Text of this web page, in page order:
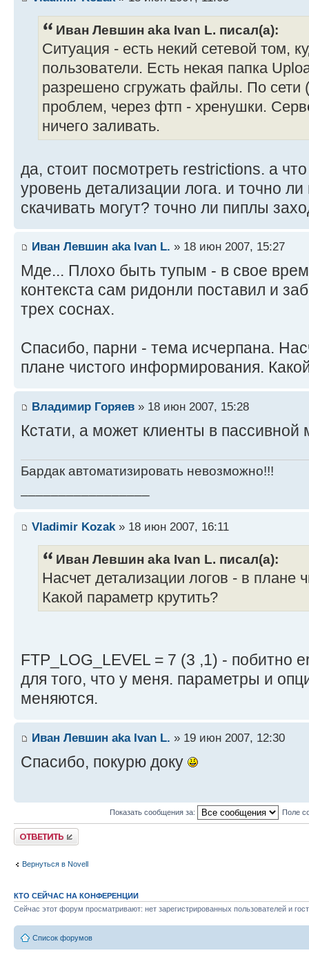
Иван Левшин aka Ivan L. писал(а):
Ситуация - есть некий сетевой том,
пользователи. Есть некая папка
разрешено сгружать файлы. По сети
проблем, через фтп - хренушки.
ничего заливать.
да, стоит посмотреть restrictions. а
уровень детализации лога. и точно
скачивать могут? точно ли пиплы
Иван Левшин aka Ivan L. » 18 июн 2007, 15:27
Мде... Плохо быть тупым - в свое
контекста сам ридонли поставил и
трех соснах.
Спасибо, парни - тема исчерпана.
плане чистого информирования.
Владимир Горяев » 18 июн 2007, 15:28
Кстати, а может клиенты в пассивной
Бардак автоматизировать невозможно!!!
Vladimir Kozak» 18 июн 2007, 16:11
Иван Левшин aka Ivan L. писал(а):
Насчет детализации логов - в плане
Какой параметр крутить?
FTP_LOG_LEVEL = 7 (3 ,1) - побитно
для того, что у меня. параметры и
меняются.
Иван Левшин aka Ivan L. » 19 июн 2007, 12:30
Спасибо, покурю доку
Показать сообщения за: Поле
Ответить
Вернуться в Novell
КТО СЕЙЧАС НА КОНФЕРЕНЦИИ
Сейчас этот форум просматривают: нет зарегистрированных пользователей и
Список форумов